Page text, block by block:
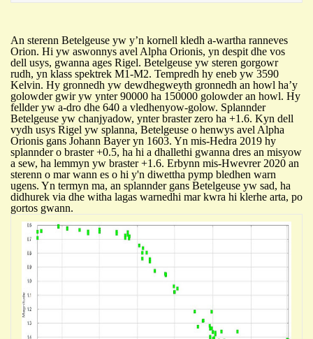
An sterenn Betelgeuse yw y’n kornell kledh a-wartha ranneves
Orion. Hi yw aswonnys avel Alpha Orionis, yn despit dhe vos
dell usys, gwanna ages Rigel. Betelgeuse yw steren gorgowr
rudh, yn klass spektrek M1-M2. Tempredh hy eneb yw 3590
Kelvin. Hy gronnedh yw dewdhegweyth gronnedh an howl ha’y
golowder gwir yw ynter 90000 ha 150000 golowderan howl. Hy
fellder yw a-dro dhe 640 a vledhenyow-golow. Splannder
Betelgeuse yw chanjyadow, ynterbraster zero ha +1.6. Kyn dell
vydh usys Rigel yw splanna, Betelgeuse o henwys avel Alpha
Orionis gans Johann Bayer yn 1603. Yn mis-Hedra 2019 hy
splannder o braster +0.5, ha hi a dhallethi gwanna dres an misyow
a sew, ha lemmyn yw braster +1.6. Erbynn mis-Hwevrer 2020 an
sterenn o mar wann es o hi y'n diwettha pymp bledhen warn
ugens. Yn termyn ma, an splannder gans Betelgeuse yw sad, ha
didhurek via dhe witha lagas warnedhi mar kwra hi klerhe arta, po
gortos gwann.